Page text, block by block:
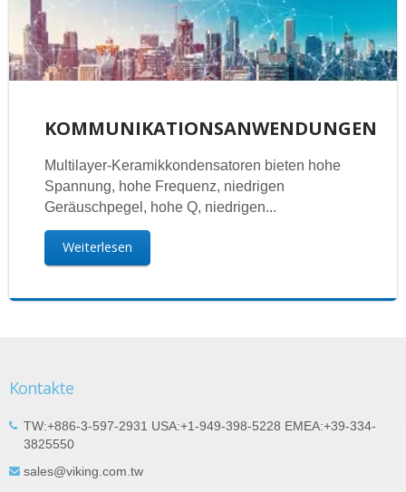
KOMMUNIKATIONSANWENDUNGEN
Multilayer-Keramikkondensatoren bieten hohe
Spannung, hohe Frequenz, niedrigen
Geräuschpegel, hohe Q, niedrigen...
Weiterlesen
Kontakte
TW:+886-3-597-2931 USA:+1-949-398-5228 EMEA:+39-334-
3825550
sales@viking.com.tw